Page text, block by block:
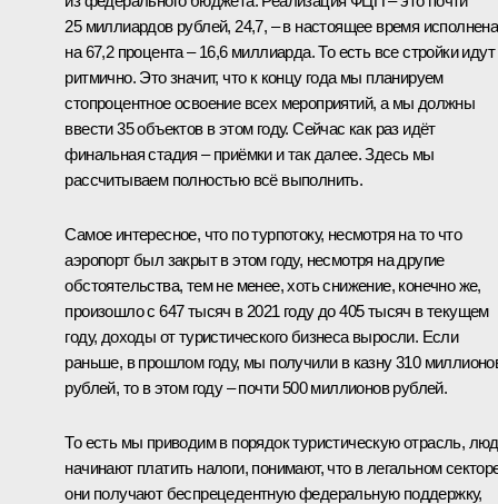
25 миллиардов рублей, 24,7, – в настоящее время исполнена
на 67,2 процента – 16,6 миллиарда. То есть все стройки идут
ритмично. Это значит, что к концу года мы планируем
стопроцентное освоение всех мероприятий, а мы должны
ввести 35 объектов в этом году. Сейчас как раз идёт
финальная стадия – приёмки и так далее. Здесь мы
рассчитываем полностью всё выполнить.
Самое интересное, что по турпотоку, несмотря на то что
аэропорт был закрыт в этом году, несмотря на другие
обстоятельства, тем не менее, хоть снижение, конечно же,
произошло с 647 тысяч в 2021 году до 405 тысяч в текущем
году, доходы от туристического бизнеса выросли. Если
раньше, в прошлом году, мы получили в казну 310
рублей, то в этом году – почти 500 миллионов рублей.
То есть мы приводим в порядок туристическую отрасль,
начинают платить налоги, понимают, что в легальном
они получают беспрецедентную федеральную поддержку,